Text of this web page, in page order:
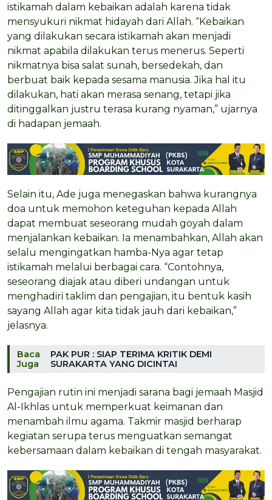
istikamah dalam kebaikan adalah karena tidak
mensyukuri nikmat hidayah dari Allah. “Kebaikan
yang dilakukan secara istikamah akan menjadi
nikmat apabila dilakukan terus menerus. Seperti
nikmatnya bisa salat sunah, bersedekah, dan
berbuat baik kepada sesama manusia. Jika hal itu
dilakukan, hati akan merasa senang, tetapi jika
ditinggalkan justru terasa kurang nyaman,” ujarnya
di hadapan jemaah.
Selain itu, Ade juga menegaskan bahwa kurangnya
doa untuk memohon keteguhan kepada Allah
dapat membuat seseorang mudah goyah dalam
menjalankan kebaikan. Ia menambahkan, Allah akan
selalu mengingatkan hamba-Nya agar tetap
istikamah melalui berbagai cara. “Contohnya,
seseorang diajak atau diberi undangan untuk
menghadiri taklim dan pengajian, itu bentuk kasih
sayang Allah agar kita tidak jauh dari kebaikan,”
jelasnya.
Baca
Juga
PAK PUR : SIAP TERIMA KRITIK DEMI
SURAKARTA YANG DICINTAI
Pengajian rutin ini menjadi sarana bagi jemaah Masjid
Al-Ikhlas untuk memperkuat keimanan dan
menambah ilmu agama. Takmir masjid berharap
kegiatan serupa terus menguatkan semangat
kebersamaan dalam kebaikan di tengah masyarakat.